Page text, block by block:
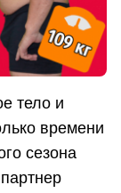
тело и
времени
сезона